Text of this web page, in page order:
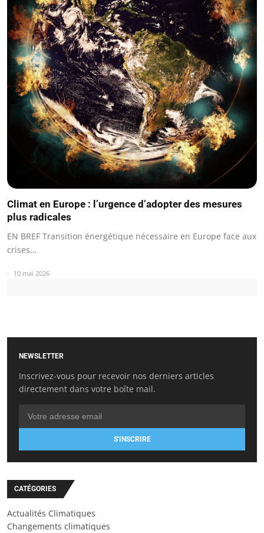
Climat en Europe : l’urgence d’adopter des mesures
plus radicales
EN BREF Transition énergétique nécessaire en Europe face aux
crises…
10 mai 2026
NEWSLETTER
Inscrivez-vous pour recevoir nos derniers articles
directement dans votre boîte mail.
S'INSCRIRE
CATÉGORIES
Actualités Climatiques
Changements climatiques